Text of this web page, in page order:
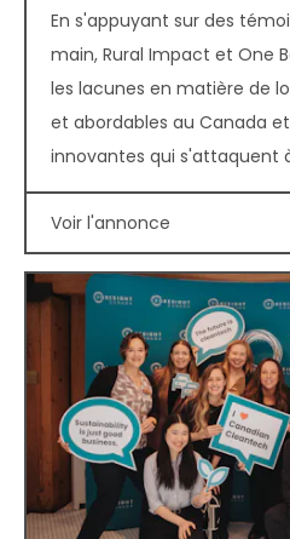
En s'appuyant sur des
main, Rural Impact et One
les lacunes en matière de
et abordables au Canada
innovantes qui s'attaquent
Voir l'annonce